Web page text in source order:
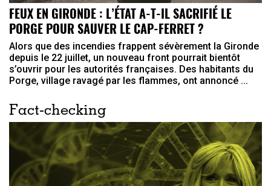
FEUX EN GIRONDE : L’ÉTAT A-T-IL SACRIFIÉ LE
PORGE POUR SAUVER LE CAP-FERRET ?
Alors que des incendies frappent sévèrement la Gironde
depuis le 22 juillet, un nouveau front pourrait bientôt
s’ouvrir pour les autorités françaises. Des habitants du
Porge, village ravagé par les flammes, ont annoncé ...
Fact-checking